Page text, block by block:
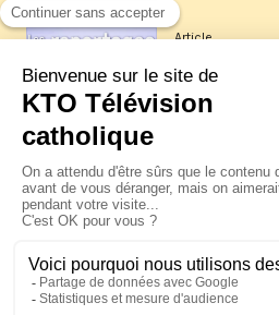
Article
Les
La visite
XIV à Assise
jeudi 6 août
Le pape en
Pérou du 6 au